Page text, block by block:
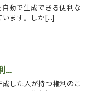
動で生成できる便利な
ます。しか[...]
...
した人が持つ権利のこ